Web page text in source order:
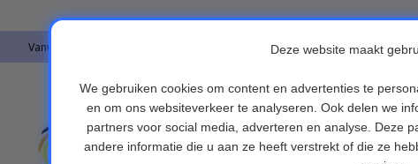
Vanwege vakantie worden er op moment geen pakketjes verstuurd. Alles
Auto's & Accessoires
Endoscopen